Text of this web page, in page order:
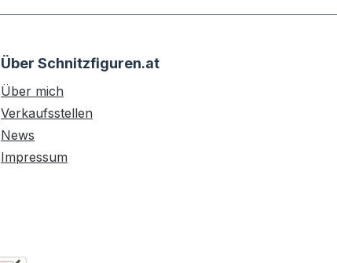
Über Schnitzfiguren.at
Über mich
Verkaufsstellen
News
Impressum